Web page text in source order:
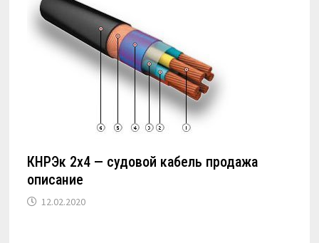
КНРЭк 2х4 — судовой кабель продажа
описание
12.02.2020